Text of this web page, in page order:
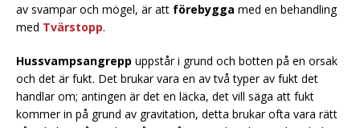
av svampar och mögel, är att förebygga med en behandling
med Tvärstopp.
Hussvampsangrepp uppstår i grund och botten på en orsak
och det är fukt. Det brukar vara en av två typer av fukt det
handlar om; antingen är det en läcka, det vill säga att fukt
kommer in på grund av gravitation, detta brukar ofta vara rätt